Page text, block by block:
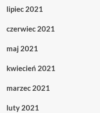
lipiec 2021
czerwiec 2021
maj 2021
kwiecień 2021
marzec 2021
luty 2021